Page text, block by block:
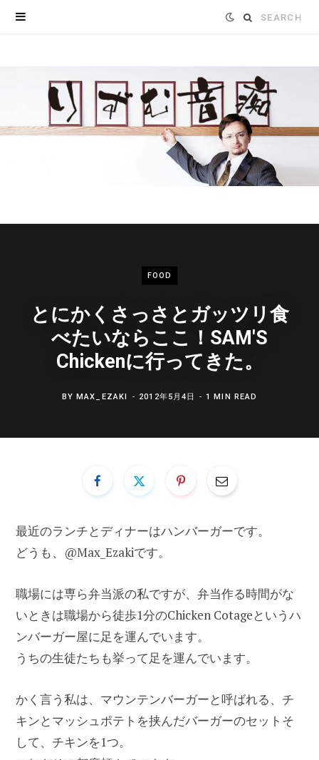
Search
FOOD
とにかくさっさとガッツリ食
べたいならここ！SAM'S
Chickenに行ってきた。
BYMAX_EZAKI 2012年5月4日 1 MIN READ
最近のランチとディナーはハンバーガーです。
どうも、@Max_Ezakiです。
職場には専ら弁当派の私ですが、弁当作る時間がな
いときは職場から徒歩1分のChicken Cotageというハ
ンバーガー屋に足を運んでいます。
うちの生徒たちも挙って足を運んでいます。
かく言う私は、マウンテンバーガーと呼ばれる、チ
キンとマッシュポテトを挟んだバーガーのセットそ
して、チキンを1つ。